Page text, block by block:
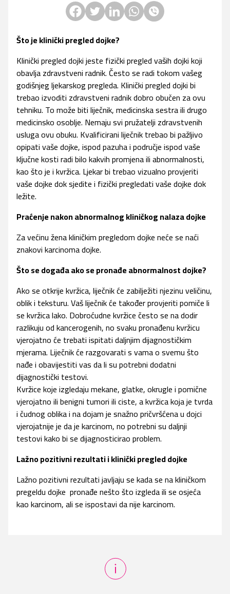
FacebookTwitterLinkedInWhatsapp
Viber
Što je klinički pregled dojke?
Klinički pregled dojki jeste fizički pregled vaših dojki koji
obavlja zdravstveni radnik. Često se radi tokom vašeg
godišnjeg ljekarskog pregleda. Klinički pregled dojki bi
trebao izvoditi zdravstveni radnik dobro obučen za ovu
tehniku. To može biti liječnik, medicinska sestra ili drugo
medicinsko osoblje. Nemaju svi pružatelji zdravstvenih
usluga ovu obuku. Kvalificirani liječnik trebao bi pažljivo
opipati vaše dojke, ispod pazuha i područje ispod vaše
ključne kosti radi bilo kakvih promjena ili abnormalnosti,
kao što je i kvržica. Ljekar bi trebao vizualno provjeriti
vaše dojke dok sjedite i fizički pregledati vaše dojke dok
ležite.
Praćenje nakon abnormalnog kliničkog nalaza dojke
Za većinu žena kliničkim pregledom dojke neće se naći
znakovi karcinoma dojke.
Što se događa ako se pronađe abnormalnost dojke?
Ako se otkrije kvržica, liječnik će zabilježiti njezinu veličinu,
oblik i teksturu. Vaš liječnik će također provjeriti pomiče li
se kvržica lako. Dobroćudne kvržice često se na dodir
razlikuju od kancerogenih, no svaku pronađenu kvržicu
vjerojatno će trebati ispitati daljnjim dijagnostičkim
mjerama. Liječnik će razgovarati s vama o svemu što
nađe i obavijestiti vas da li su potrebni dodatni
dijagnostički testovi.
Kvržice koje izgledaju mekane, glatke, okrugle i pomične
vjerojatno ili benigni tumori ili ciste, a kvržica koja je tvrda
i čudnog oblika i na dojam je snažno pričvršćena u dojci
vjerojatnije je da je karcinom, no potrebni su daljnji
testovi kako bi se dijagnosticirao problem.
Lažno pozitivni rezultati i klinički pregled dojke
Lažno pozitivni rezultati javljaju se kada se na kliničkom
pregeldu dojke pronađe nešto što izgleda ili se osjeća
kao karcinom, ali se ispostavi da nije karcinom.